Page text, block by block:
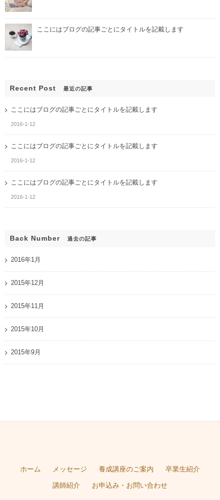
ここにはブログの記事ごとにタイトルを記載します
Recent Post 最近の記事
ここにはブログの記事ごとにタイトルを記載します
2016-1-12
ここにはブログの記事ごとにタイトルを記載します
2016-1-12
ここにはブログの記事ごとにタイトルを記載します
2016-1-12
Back Number 過去の記事
2016年1月
2015年12月
2015年11月
2015年10月
2015年9月
ホーム メッセージ 養成講座のご案内 卒業生紹介
講師紹介 お申込み・お問い合わせ